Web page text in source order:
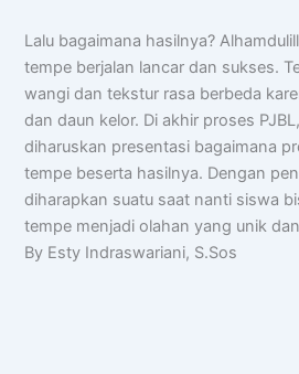
Lalu bagaimana hasilnya?
tempe berjalan lancar dan sukses.
wangi dan tekstur rasa berbeda
dan daun kelor. Di akhir proses
diharuskan presentasi bagaimana
tempe beserta hasilnya. Dengan
diharapkan suatu saat nanti siswa
tempe menjadi olahan yang unik
By Esty Indraswariani, S.Sos